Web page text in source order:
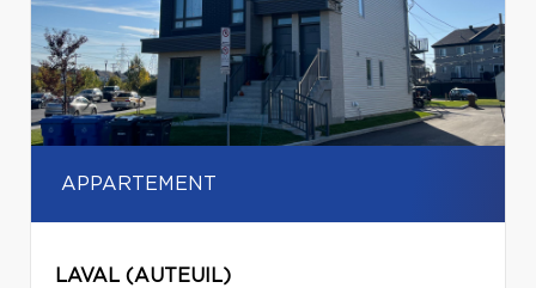
APPARTEMENT
LAVAL (AUTEUIL)